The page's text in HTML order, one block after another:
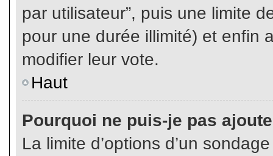
par utilisateur”, puis une limite
pour une durée illimité) et enfin
modifier leur vote.
Haut
Pourquoi ne puis-je pas
La limite d’options d’un